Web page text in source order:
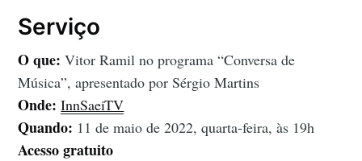
Serviço
O que:Vitor Ramil no programa “Conversa de
Música”, apresentado por Sérgio Martins
Onde:InnSaeiTV
Quando: 11 de maio de 2022, quarta-feira, às 19h
Acesso gratuito